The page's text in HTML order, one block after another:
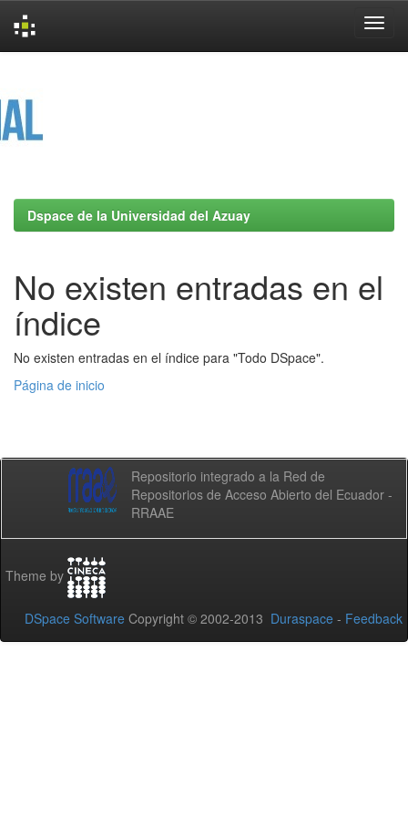
Dspace de la Universidad del Azuay
No existen entradas en el
índice
No existen entradas en el índice para "Todo DSpace".
Página de inicio
Repositorio integrado a la Red de
Repositorios de Acceso Abierto del Ecuador -
RRAAE
Theme by
DSpace Software Copyright © 2002-2013 Duraspace - Feedback